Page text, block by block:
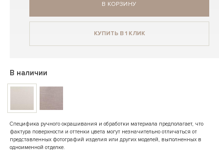
В КОРЗИНУ
КУПИТЬ В 1 КЛИК
В наличии
Специфика ручного окрашивания и обработки материала предполагает, что
фактура поверхности и оттенки цвета могут незначительно отличаться от
представленных фотографий изделия или других моделей, выполненных в
одноименной отделке.